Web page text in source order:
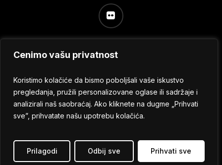
Cenimo vašu privatnost
Koristimo kolačiće da bismo poboljšali vaše iskustvo
pregledanja, pružili personalizovane oglase ili sadržaje i
analizirali naš saobraćaj. Ako kliknete na dugme „Prihvati
sve”, prihvatate našu upotrebu kolačića.
Prilagodi Odbij sve Prihvati sve
flickr
kolačića
© 2024 No Sleep Festival
Sva prava zadržana.